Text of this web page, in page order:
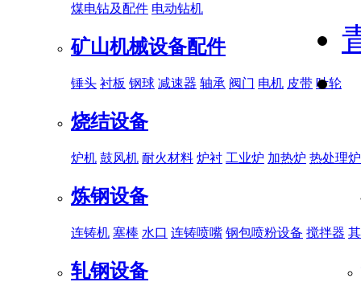
煤电钻及配件 电动钻机
矿山机械设备配件
锤头 衬板 钢球 减速器 轴承 阀门 电机 皮带 叶轮
烧结设备
炉机 鼓风机 耐火材料 炉衬 工业炉 加热炉 热处理炉
炼钢设备
连铸机 塞棒 水口 连铸喷嘴 钢包喷粉设备 搅拌器
轧钢设备